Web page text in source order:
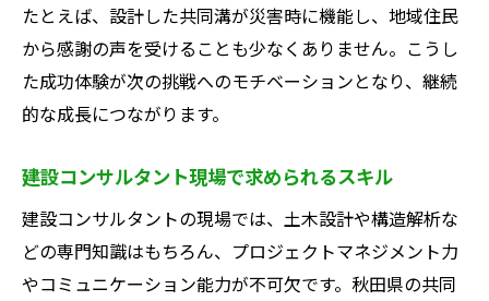
たとえば、設計した共同溝が災害時に機能し、地域住民
から感謝の声を受けることも少なくありません。こうし
た成功体験が次の挑戦へのモチベーションとなり、継続
的な成長につながります。
建設コンサルタント現場で求められるスキル
建設コンサルタントの現場では、土木設計や構造解析な
どの専門知識はもちろん、プロジェクトマネジメント力
やコミュニケーション能力が不可欠です。秋田県の共同